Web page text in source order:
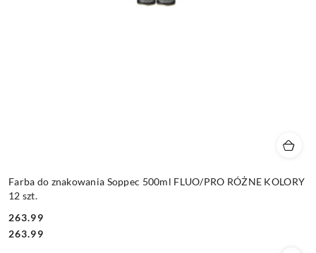
Farba do znakowania Soppec 500ml FLUO/PRO RÓŻNE KOLORY
12 szt.
Cena:
263.99
Cena:
263.99